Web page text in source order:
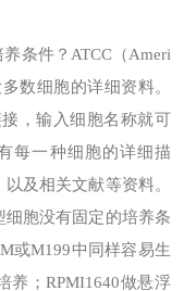
条件？ ATCC（Ameri
数细胞的详细资料。
接，输入细胞名称就可
每一种细胞的详细描
及相关文献等资料。
细胞没有固定的培养条
或M199中同样容易生
养；RPMI1640做悬浮